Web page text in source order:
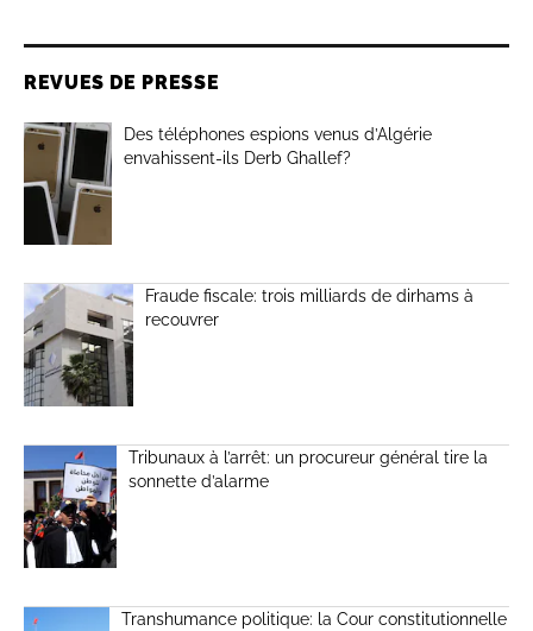
REVUES DE PRESSE
Des téléphones espions venus d’Algérie
envahissent-ils Derb Ghallef?
Fraude fiscale: trois milliards de dirhams à
recouvrer
Tribunaux à l’arrêt: un procureur général tire la
sonnette d’alarme
Transhumance politique: la Cour constitutionnelle